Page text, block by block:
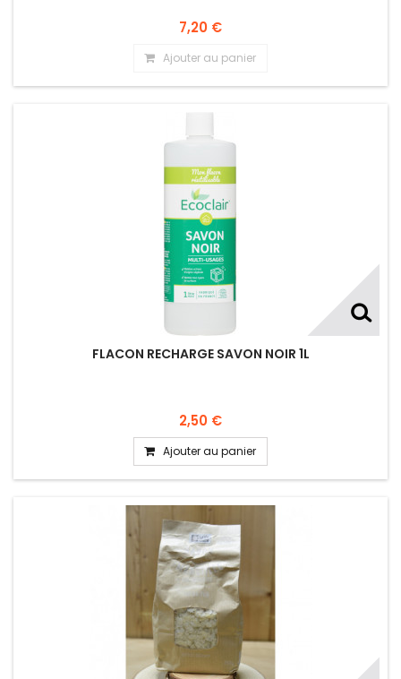
7,20 €
Ajouter au panier
FLACON RECHARGE SAVON NOIR 1L
2,50 €
Ajouter au panier